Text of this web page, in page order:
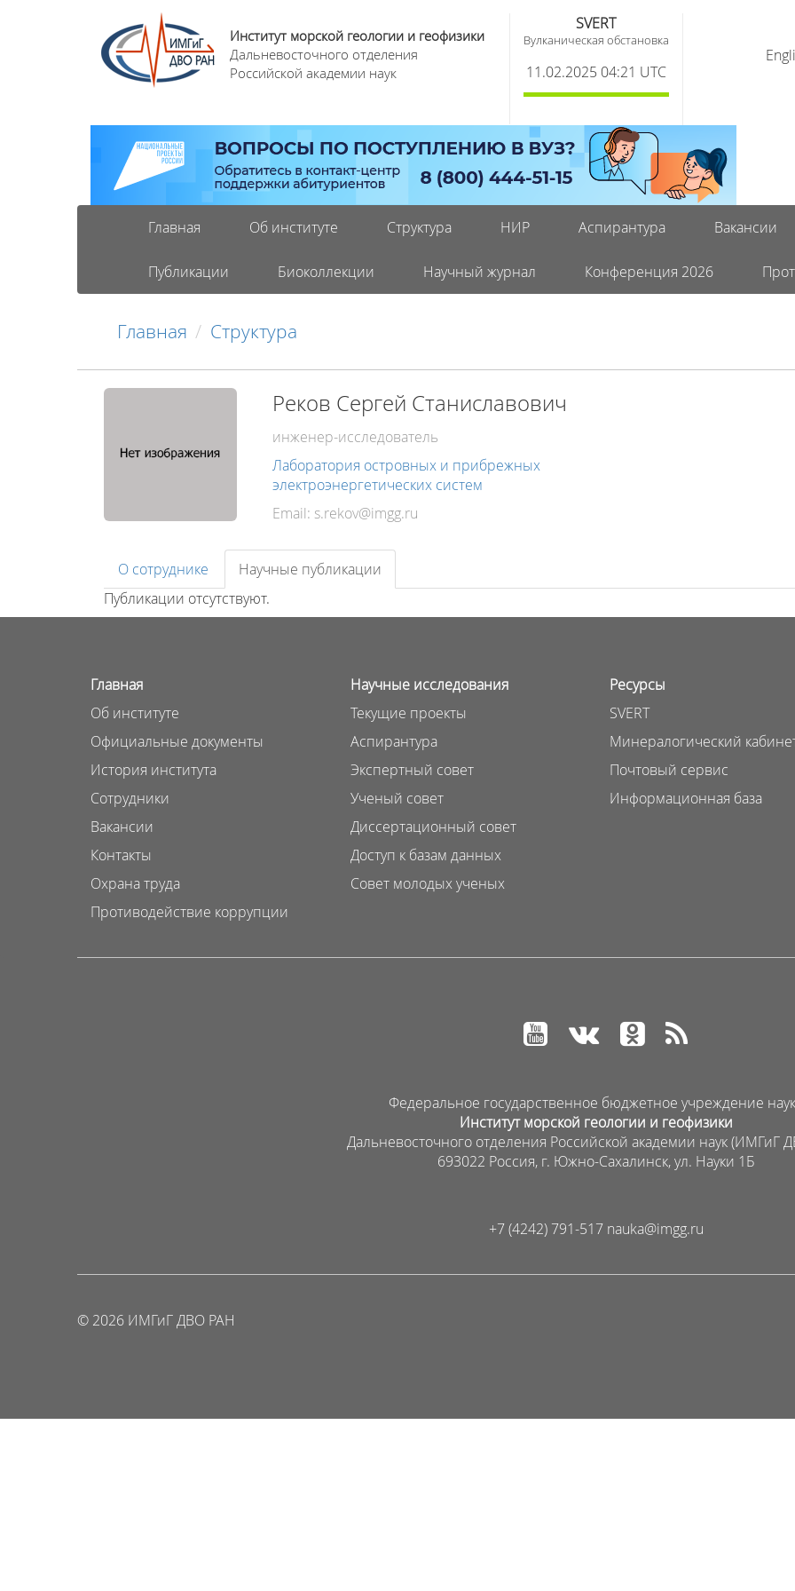
Институт морской геологии и геофизики
Дальневосточного отделения
Российской академии наук
SVERT
Вулканическая обстановка
11.02.2025 04:21 UTC
Главная Об институте Структура НИР Аспирантура Вакансии
Публикации Биоколлекции Научный журнал Конференция 2026
Главная Структура
Реков Сергей Станиславович
инженер-исследователь
Лаборатория островных и прибрежных
электроэнергетических систем
Email:
О сотруднике
Научные публикации
Публикации отсутствуют.
Главная
Об институте
Официальные документы
История института
Сотрудники
Вакансии
Контакты
Охрана труда
Противодействие коррупции
Научные исследования
Текущие проекты
Аспирантура
Экспертный совет
Ученый совет
Диссертационный совет
Доступ к базам данных
Совет молодых ученых
Ресурсы
SVERT
Минералогический
Почтовый сервис
Информационная база
Федеральное государственное бюджетное учреждение
Институт морской геологии и геофизики
Дальневосточного отделения Российской академии наук (ИМГиГ
693022 Россия, г. Южно-Сахалинск, ул. Науки 1Б
+7 (4242) 791-517
© 2026 ИМГиГ ДВО РАН